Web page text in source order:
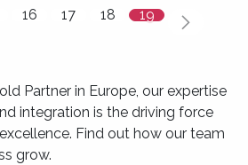
16 17 18 19
Partner in Europe, our expertise
integration is the driving force
Find out how our team
grow.